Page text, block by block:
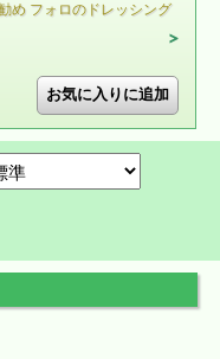
め フォロのドレッシング